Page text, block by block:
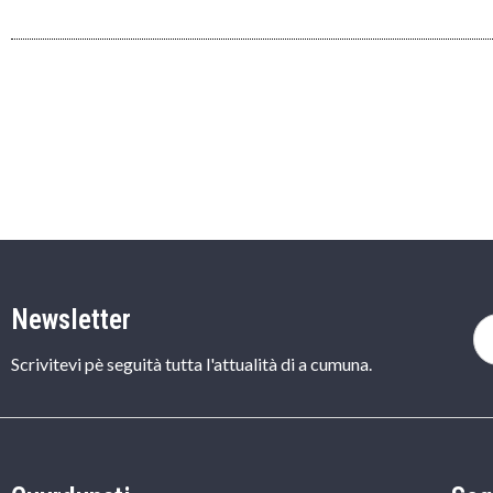
Newsletter
Scrivitevi pè seguità tutta l'attualità di a cumuna.